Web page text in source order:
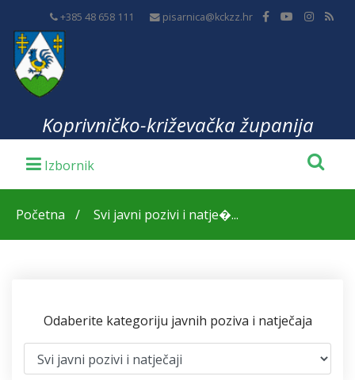
+385 48 658 111 pisarnica@kckzz.hr
Koprivničko-križevačka županija
Početna Svi javni pozivi i natje�...
Odaberite kategoriju javnih poziva i natječaja